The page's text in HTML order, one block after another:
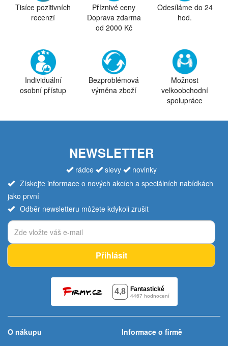
Tisíce pozitivních
recenzí
Příznivé ceny
Doprava zdarma
od 2000 Kč
Odesíláme do 24
hod.
Individuální
osobní přístup
Bezproblémová
výměna zboží
Možnost
velkoobchodní
spolupráce
NEWSLETTER
rádce slevy
novinky
Získejte informace o nových akcích a speciálních nabídkách
jako první
Odběr newsletteru můžete kdykoli zrušit
Přihlásit
O nákupu
Informace o firmě